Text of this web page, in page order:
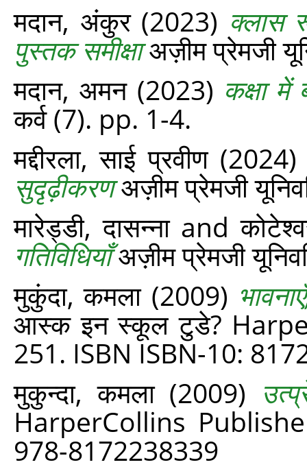
मदान, अंकुर(2023) क्लास
पुस्तक समीक्षाअज़ीम प्रेमजी
मदान, अमन(2023) कक्षा में
कर्व (7). pp. 1-4.
मद्दीरला, साई प्रवीण
सुदृढ़ीकरणअज़ीम प्रेमजी
मारेड्डी, दासन्नाand
गतिविधियाँअज़ीम प्रेमजी
मुकुंदा, कमला(2009)
आस्क इन स्कूल टुडे?
251. ISBN ISBN-10:
मुकुन्दा, कमला(2009)
HarperCollins
978-8172238339